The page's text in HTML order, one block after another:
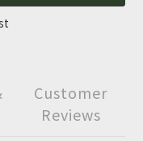
Customer
Reviews